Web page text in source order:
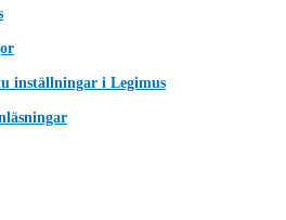
inställningar i Legimus